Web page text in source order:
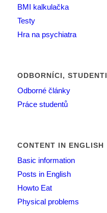
BMI kalkulačka
Testy
Hra na psychiatra
ODBORNÍCI, STUDENTI
Odborné články
Práce studentů
CONTENT IN ENGLISH
Basic information
Posts in English
Howto Eat
Physical problems